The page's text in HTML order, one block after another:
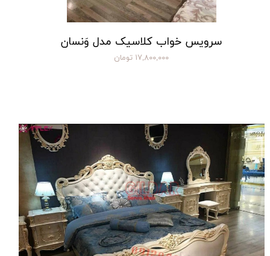
سرویس خواب کلاسیک مدل وَنسان
۱۷,۸۰۰,۰۰۰ تومان